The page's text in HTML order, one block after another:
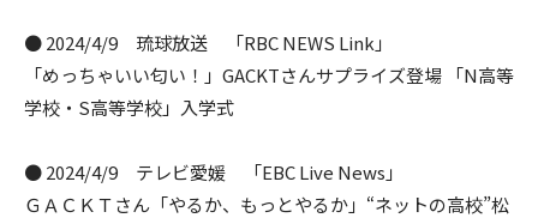
● 2024/4/9 琉球放送 「RBC NEWS Link」
「めっちゃいい匂い！」GACKTさんサプライズ登場 「N高等
学校・S高等学校」入学式
● 2024/4/9 テレビ愛媛 「EBC Live News」
ＧＡＣＫＴさん「やるか、もっとやるか」“ネットの高校”松